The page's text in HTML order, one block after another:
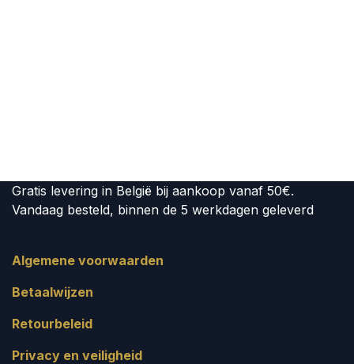
Gratis levering in België bij aankoop vanaf 50€.
Vandaag besteld, binnen de 5 werkdagen geleverd
Algemene voorwaarden
Betaalwijzen
Retourbeleid
Privacy en veiligheid